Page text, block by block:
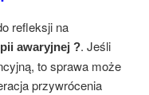
refleksji na
awaryjnej ?. Jeśli
to sprawa może
przywrócenia